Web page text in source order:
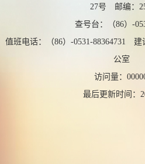
27号 邮编：
查号台：（86）-
值班电话：（86）-0531-88364731
公室
访问量：
最后更新时间：